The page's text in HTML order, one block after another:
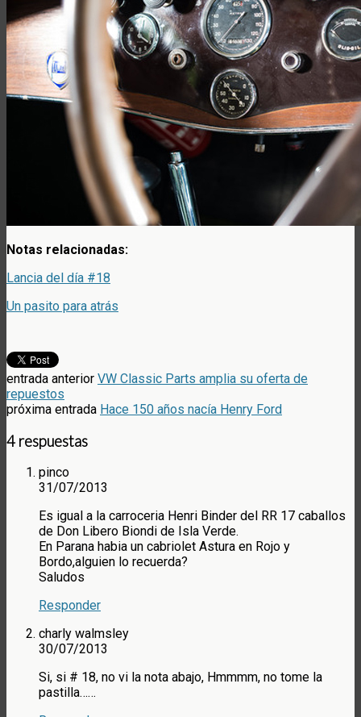
Notas relacionadas:
Lancia del día #18
Un pasito para atrás
entrada anterior VW Classic Parts amplia su oferta de
repuestos
próxima entrada Hace 150 años nacía Henry Ford
4 respuestas
pinco
31/07/2013
Es igual a la carroceria Henri Binder del RR 17 caballos
de Don Libero Biondi de Isla Verde.
En Parana habia un cabriolet Astura en Rojo y
Bordo,alguien lo recuerda?
Saludos
Responder
charly walmsley
30/07/2013
Si, si # 18, no vi la nota abajo, Hmmmm, no tome la
pastilla……